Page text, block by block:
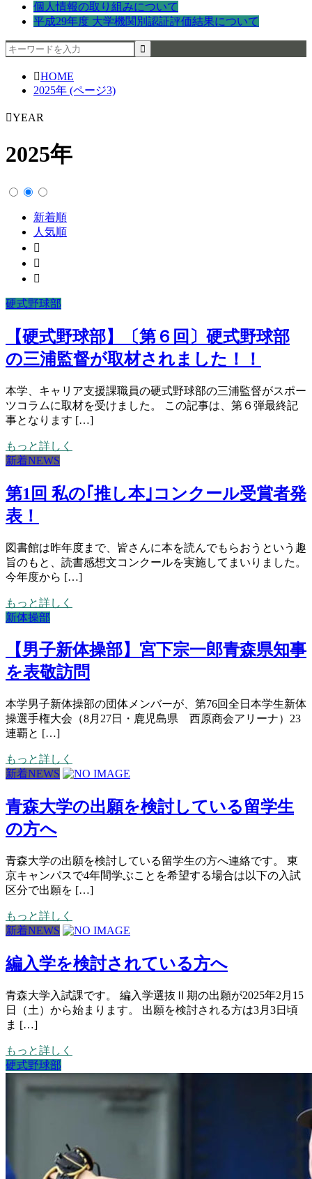
個人情報の取り組みについて
平成29年度 大学機関別認証評価結果について
HOME
2025年 (ページ3)
YEAR
2025年
新着順
人気順
硬式野球部
【硬式野球部】〔第６回〕硬式野球部
の三浦監督が取材されました！！
本学、キャリア支援課職員の硬式野球部の三浦監督がスポー
ツコラムに取材を受けました。 この記事は、第６弾最終記
事となります […]
もっと詳しく
新着NEWS
第1回 私の｢推し本｣コンクール受賞者発
表！
図書館は昨年度まで、皆さんに本を読んでもらおうという趣
旨のもと、読書感想文コンクールを実施してまいりました。
今年度から […]
もっと詳しく
新体操部
【男子新体操部】宮下宗一郎青森県知事
を表敬訪問
本学男子新体操部の団体メンバーが、第76回全日本学生新体
操選手権大会（8月27日・鹿児島県 西原商会アリーナ）23
連覇と […]
もっと詳しく
新着NEWS
青森大学の出願を検討している留学生
の方へ
青森大学の出願を検討している留学生の方へ連絡です。 東
京キャンパスで4年間学ぶことを希望する場合は以下の入試
区分で出願を […]
もっと詳しく
新着NEWS
編入学を検討されている方へ
青森大学入試課です。 編入学選抜Ⅱ期の出願が2025年2月15
日（土）から始まります。 出願を検討される方は3月3日頃
ま […]
もっと詳しく
硬式野球部